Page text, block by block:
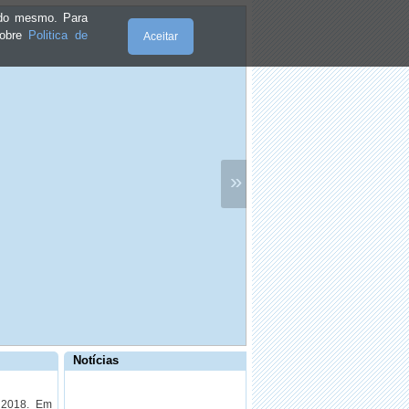
mesmo. Para
Politica de
Aceitar
»
Em
Notícias
·Estudantes universitários oferecem
concerto inédito